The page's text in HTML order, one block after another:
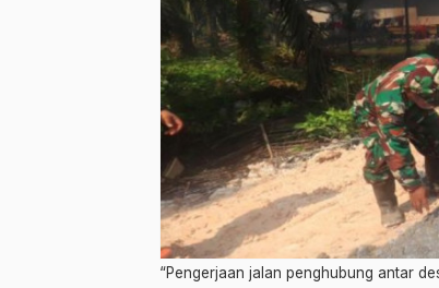
“Pengerjaan jalan penghubung antar